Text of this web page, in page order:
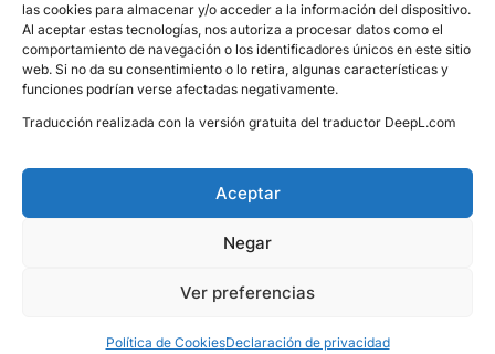
las cookies para almacenar y/o acceder a la información del dispositivo.
Al aceptar estas tecnologías, nos autoriza a procesar datos como el
comportamiento de navegación o los identificadores únicos en este sitio
web. Si no da su consentimiento o lo retira, algunas características y
funciones podrían verse afectadas negativamente.
Traducción realizada con la versión gratuita del traductor DeepL.com
Aceptar
Negar
Ver preferencias
Política de CookiesDeclaración de privacidad
CONTACTO
MI CUENTA
AVISO LEGAL
POLÍTICA DE PRIVACIDAD
POLÍTICA DE COOKIES
Todos los derechos © 2026
Social Pablo M. León| Powered & Designed